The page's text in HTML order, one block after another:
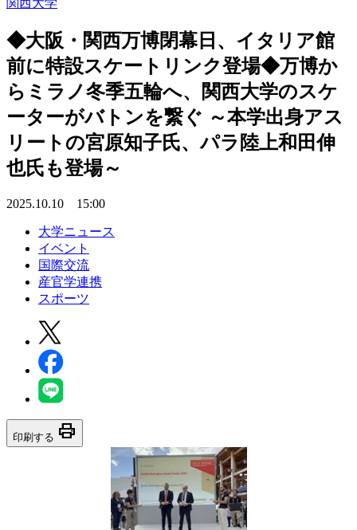
関西大学
◆大阪・関西万博閉幕日、イタリア館
前に特設スケートリンク登場◆万博か
らミラノ冬季五輪へ、関西大学のスケ
ーターがバトンを繋ぐ ～本学出身アス
リートの宮原知子氏、パラ陸上和田伸
也氏も登場～
2025.10.10 15:00
大学ニュース
イベント
国際交流
産官学連携
スポーツ
印刷する print